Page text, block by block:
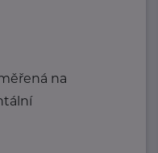
na